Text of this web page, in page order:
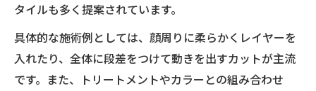
タイルも多く提案されています。
具体的な施術例としては、顔周りに柔らかくレイヤーを
入れたり、全体に段差をつけて動きを出すカットが主流
です。また、トリートメントやカラーとの組み合わせ